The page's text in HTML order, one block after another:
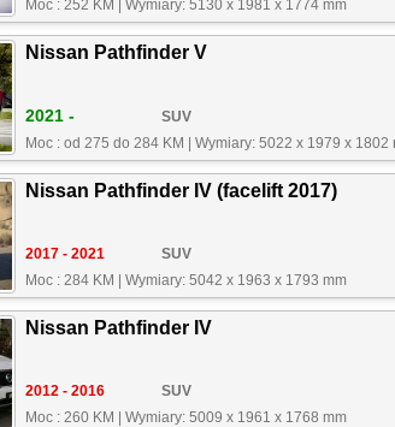
Moc : 252 KM
Wymiary: 5130 x 1981 x 1774 mm
Nissan Pathfinder V
2021 -
SUV
Moc : od 275 do 284 KM
Wymiary: 5022 x 1979 x 1802
Nissan Pathfinder IV (facelift 2017)
2017 - 2021
SUV
Moc : 284 KM
Wymiary: 5042 x 1963 x 1793 mm
Nissan Pathfinder IV
2012 - 2016
SUV
Moc : 260 KM
Wymiary: 5009 x 1961 x 1768 mm